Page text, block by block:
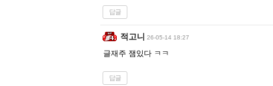
답글
적고니 26-05-14 18:27
글재주 잼있다 ㅋㅋ
답글